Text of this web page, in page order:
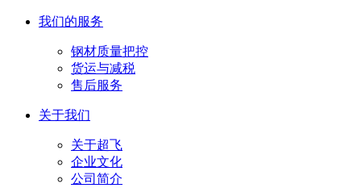
我们的服务
钢材质量把控
货运与减税
售后服务
关于我们
关于超飞
企业文化
公司简介